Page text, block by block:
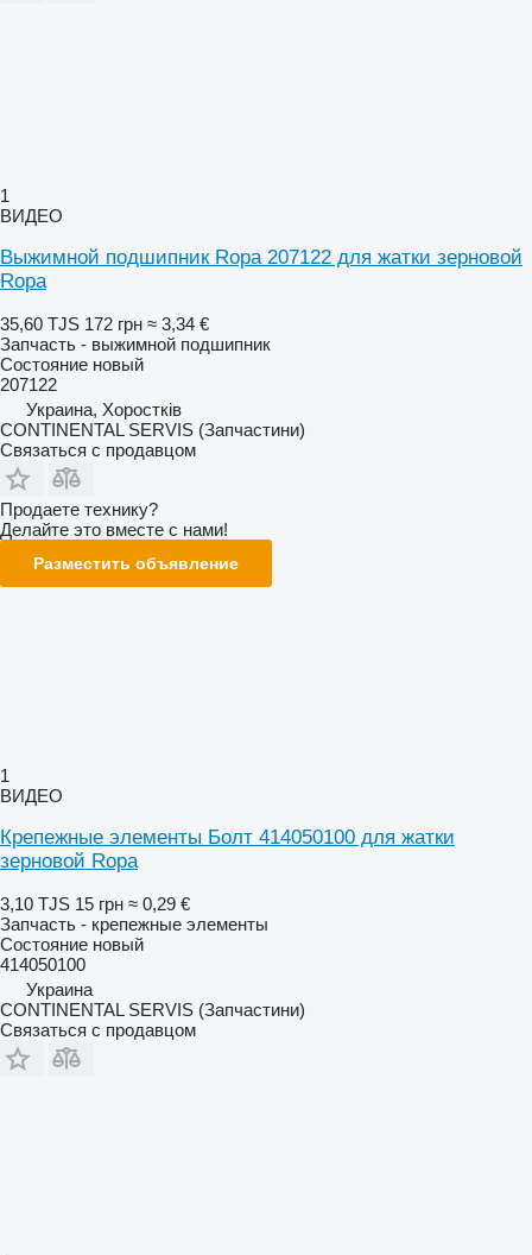
1
ВИДЕО
Выжимной подшипник Ropa 207122 для жатки зерновой
Ropa
35,60 TJS 172 грн ≈ 3,34 €
Запчасть - выжимной подшипник
Состояние новый
207122
Украина, Хоростків
CONTINENTAL SERVIS (Запчастини)
Связаться с продавцом
Продаете технику?
Делайте это вместе с нами!
Разместить объявление
1
ВИДЕО
Крепежные элементы Болт 414050100 для жатки
зерновой Ropa
3,10 TJS 15 грн ≈ 0,29 €
Запчасть - крепежные элементы
Состояние новый
414050100
Украина
CONTINENTAL SERVIS (Запчастини)
Связаться с продавцом